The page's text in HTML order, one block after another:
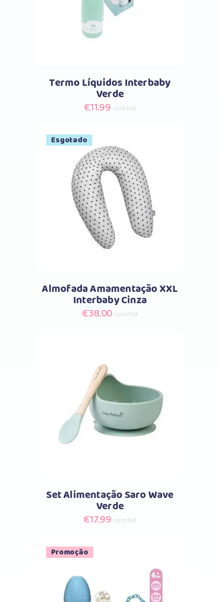
Termo Líquidos Interbaby
Verde
€11.99 com IVA
Esgotado
Comprar
Almofada Amamentação XXL
Interbaby Cinza
€38.00 com IVA
Comprar
Set Alimentação Saro Wave
Verde
€17.99 com IVA
Promoção